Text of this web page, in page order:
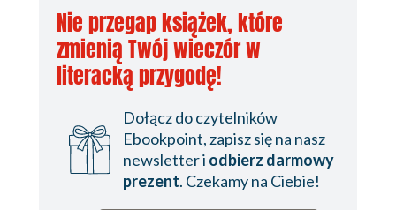
Nie przegap książek, które
zmienią Twój wieczór w
literacką przygodę!
Dołącz do czytelników
Ebookpoint, zapisz się na nasz
newsletter i odbierz darmowy
prezent. Czekamy na Ciebie!